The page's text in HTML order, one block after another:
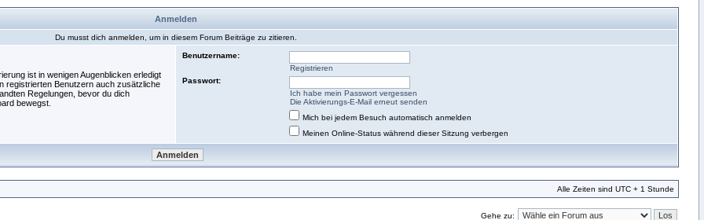
Anmelden
Du musst dich anmelden, um in diesem Forum Beiträge zu zitieren.
ist in wenigen Augenblicken erledigt
registrierten Benutzern auch zusätzliche
Regelungen, bevor du dich
bewegst.
Benutzername:
Registrieren
Passwort:
Ich habe mein Passwort vergessen
Die Aktivierungs-E-Mail erneut senden
Mich bei jedem Besuch automatisch anmelden
Meinen Online-Status während dieser Sitzung verbergen
Alle Zeiten sind UTC + 1 Stunde
Gehe zu: